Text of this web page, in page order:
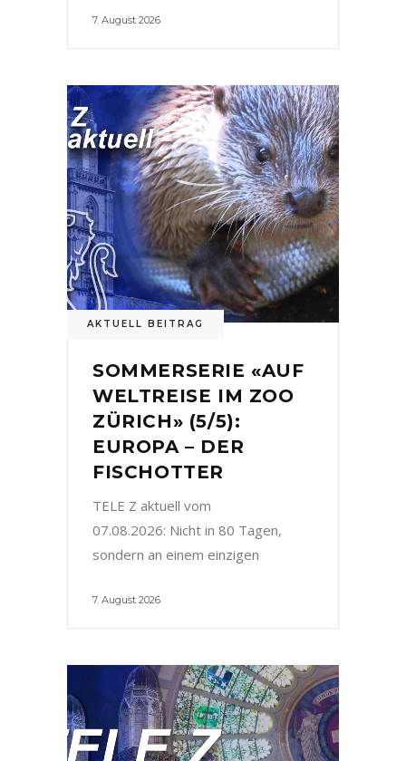
7. August 2026
AKTUELL BEITRAG
SOMMERSERIE «AUF
WELTREISE IM ZOO
ZÜRICH» (5/5):
EUROPA – DER
FISCHOTTER
TELE Z aktuell vom
07.08.2026: Nicht in 80 Tagen,
sondern an einem einzigen
7. August 2026